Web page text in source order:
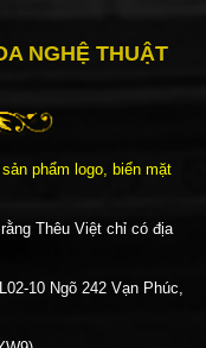
NGHỆ THUẬT
phẩm logo, biển mặt
Thêu Việt chỉ có địa
10 Ngõ 242 Vạn Phúc,